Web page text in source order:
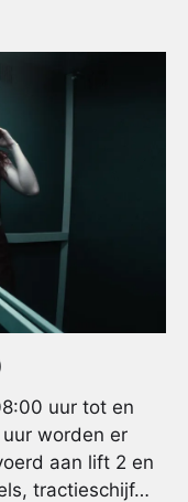
uur tot en
worden er
aan lift 2 en
tractieschijf…